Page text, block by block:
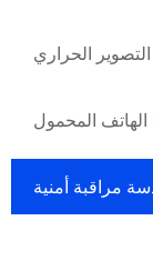
الحراري
المحمول
مراقبة أمنية